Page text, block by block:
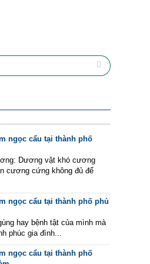
ngọc cẩu tại thành phố
Dương vật khó cương
cương cứng không đủ để
ngọc cẩu tại thành phố phủ
hay bệnh tật của mình mà
phúc gia đình...
ngọc cẩu tại thành phố